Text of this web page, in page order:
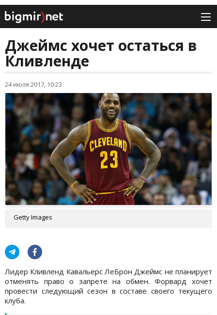
Джеймс хочет остаться в
Кливленде
24 июля 2017, 10:23
Getty Images
Лидер Кливленд Кавальерс ЛеБрон Джеймс не планирует
отменять право о запрете на обмен. Форвард хочет
провести следующий сезон в составе своего текущего
клуба.